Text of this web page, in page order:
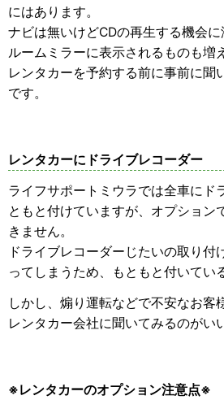
にはあります。
ナビは無いけどCDの再生する機会に
ルームミラーに表示されるものも増
レンタカーを予約する前に事前に聞
です。
レンタカーにドライブレコーダー
ライフサポートミウラでは全車にド
ともと付けていますが、オプション
きません。
ドライブレコーダーじたいの取り付
ってしまうため、もともと付いてい
しかし、煽り運転などで不安なお客
レンタカー会社に聞いてみるのがい
※レンタカーのオプション注意点※